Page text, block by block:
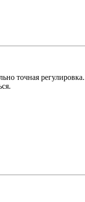
точная регулировка.